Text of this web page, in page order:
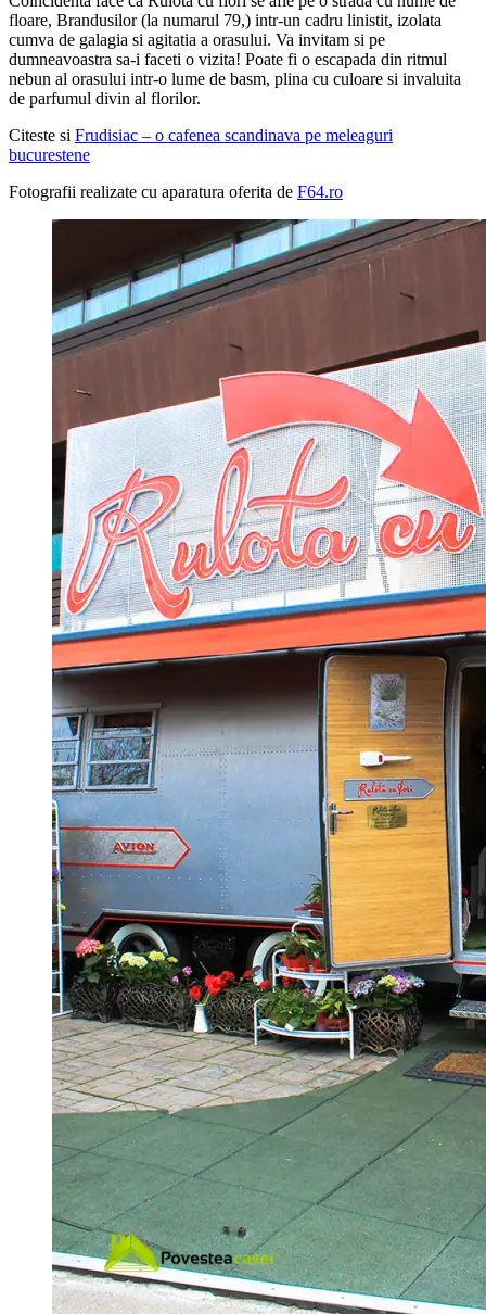
floare, Brandusilor (la numarul 79,) intr-un cadru linistit, izolata
cumva de galagia si agitatia a orasului. Va invitam si pe
dumneavoastra sa-i faceti o vizita! Poate fi o escapada din ritmul
nebun al orasului intr-o lume de basm, plina cu culoare si invaluita
de parfumul divin al florilor.
Citeste si Frudisiac – o cafenea scandinava pe meleaguri
bucurestene
Fotografii realizate cu aparatura oferita de F64.ro